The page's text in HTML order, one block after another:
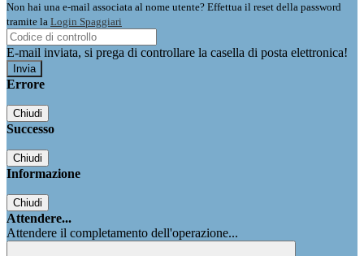
Non hai una e-mail associata al nome utente? Effettua il reset della password
tramite la Login Spaggiari
E-mail inviata, si prega di controllare la casella di posta elettronica!
Errore
Chiudi
Successo
Chiudi
Informazione
Chiudi
Attendere...
Attendere il completamento dell'operazione...